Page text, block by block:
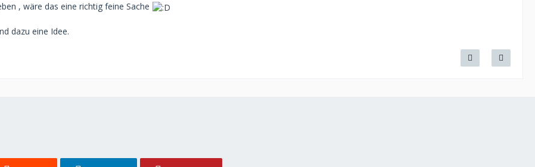
, wäre das eine richtig feine Sache
dazu eine Idee.